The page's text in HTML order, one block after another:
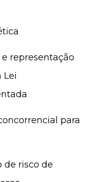
representação
Lei
para
de risco de